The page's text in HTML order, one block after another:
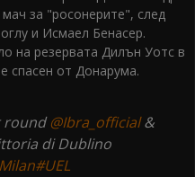
за "росонерите", след
и Исмаел Бенасер.
на резервата Дилън Уотс в
спасен от Донарума.
round@Ibra_official&
di Dublino
#UEL